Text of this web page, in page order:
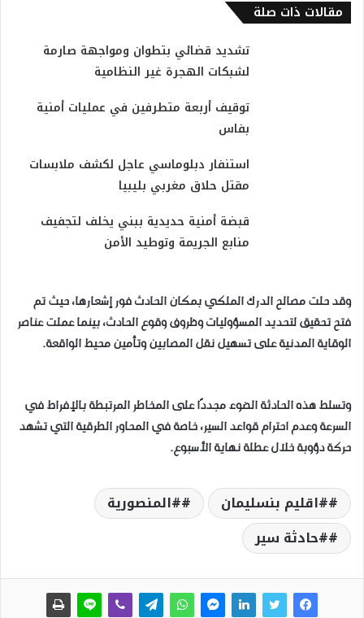
مقالات ذات صلة
تشديد قضائي بتطوان ومواجهة صارمة
لشبكات الهجرة غير النظامية
توقيف أربعة متطرفين في عمليات أمنية
بفاس
استنفار دبلوماسي عاجل لكشف ملابسات
مقتل حلاق مغربي بليبيا
قبضة أمنية حديدية ببني يخلف لتجفيف
منابع الجريمة وتوطيد الأمن
وقد حلت مصالح الدرك الملكي بمكان الحادث فور إشعارها، حيث تم
فتح تحقيق لتحديد المسؤوليات وظروف وقوع الحادث، بينما عملت عناصر
الوقاية المدنية على تسهيل نقل المصابين وتأمين محيط الواقعة.
وتسلط هذه الحادثة الضوء مجددًا على المخاطر المرتبطة بالإفراط في
السرعة وعدم احترام قواعد السير، خاصة في المحاور الطرقية التي تشهد
حركة دؤوبة خلال عطلة نهاية الأسبوع.
#اقليم بنسليمان
#المنصورية
#حادثة سير